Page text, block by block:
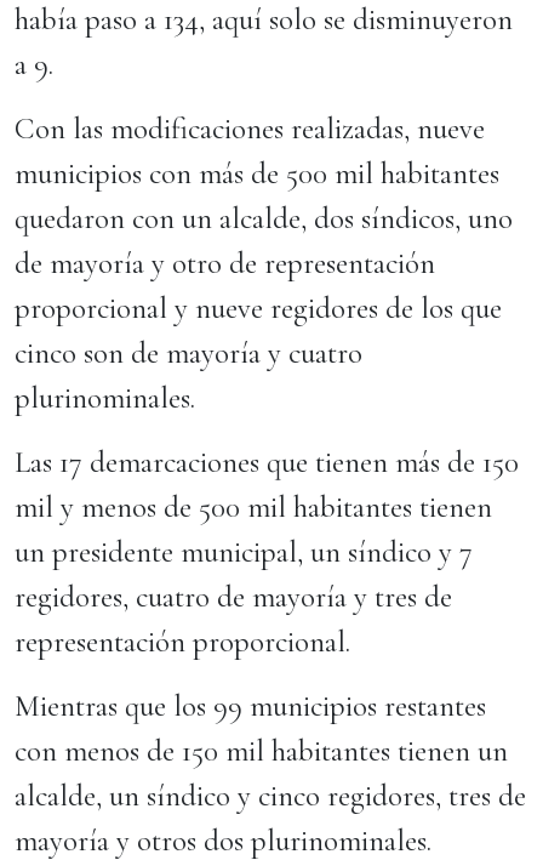
había paso a 134, aquí solo se disminuyeron
a 9.
Con las modificaciones realizadas, nueve
municipios con más de 500 mil habitantes
quedaron con un alcalde, dos síndicos, uno
de mayoría y otro de representación
proporcional y nueve regidores de los que
cinco son de mayoría y cuatro
plurinominales.
Las 17 demarcaciones que tienen más de 150
mil y menos de 500 mil habitantes tienen
un presidente municipal, un síndico y 7
regidores, cuatro de mayoría y tres de
representación proporcional.
Mientras que los 99 municipios restantes
con menos de 150 mil habitantes tienen un
alcalde, un síndico y cinco regidores, tres de
mayoría y otros dos plurinominales.